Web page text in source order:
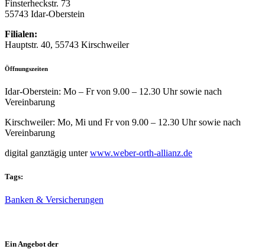
Finsterheckstr. 73
55743 Idar-Oberstein
Filialen:
Hauptstr. 40, 55743 Kirschweiler
Öffnungszeiten
Idar-Oberstein: Mo – Fr von 9.00 – 12.30 Uhr sowie nach
Vereinbarung
Kirschweiler: Mo, Mi und Fr von 9.00 – 12.30 Uhr sowie nach
Vereinbarung
digital ganztägig unterwww.weber-orth-allianz.de
Tags:
Banken & Versicherungen
Ein Angebot der